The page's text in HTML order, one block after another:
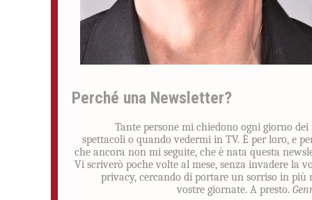
Perché una Newsletter?
Tante persone mi chiedono ogni giorno dei
spettacoli o quando vedermi in TV. È per loro, e
che ancora non mi seguite, che è nata questa
Vi scriverò poche volte al mese, senza invadere la
privacy, cercando di portare un sorriso in più
vostre giornate. A presto.